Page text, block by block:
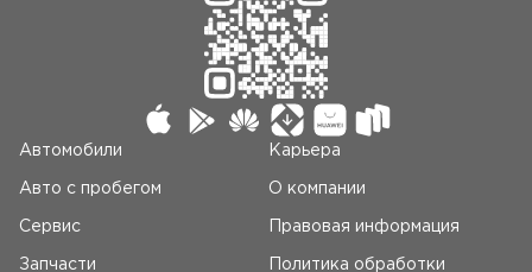
Автомобили
Авто c пробегом
Сервис
Запчасти
Карьера
О компании
Правовая информация
Политика обработки